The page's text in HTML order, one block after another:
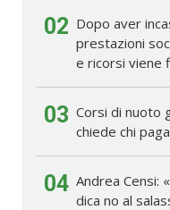
02 Dopo aver
prestazioni
e ricorsi viene
03 Corsi di nuoto
chiede chi
04 Andrea Censi:
dica no al